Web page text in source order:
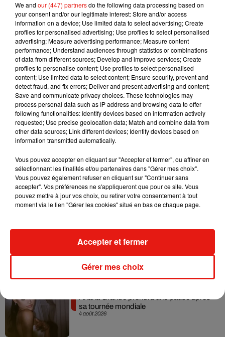
Cet élément est masqué compte-tenu du refus du
dépôt de cookies que vous avez exprimé. Si vous
souhaitez l'afficher, merci de nous donner votre accord
en cliquant sur le bouton ci-dessous.
Afficher l'élément
Musique
5 août 2026
Benny Blanco invite Selena Gomez et
Becky G sur son nouveau single
4 août 2026
Tiny Desk invite Charlie Puth pour une
live session solaire
4 août 2026
sa tournée mondiale
We and our (447) partnersdo the following data processing based on
your consent and/or our legitimate interest: Store and/or access
information on a device; Use limited data to select advertising; Create
profiles for personalised advertising; Use profiles to select personalised
advertising; Measure advertising performance; Measure content
performance; Understand audiences through statistics or combinations
of data from different sources; Develop and improve services; Create
profiles to personalise content; Use profiles to select personalised
content; Use limited data to select content; Ensure security, prevent and
detect fraud, and fix errors; Deliver and present advertising and content;
Save and communicate privacy choices. These technologies may
process personal data such as IP address and browsing data to offer
following functionalities: Identify devices based on information actively
requested; Use precise geolocation data; Match and combine data from
other data sources; Link different devices; Identify devices based on
information transmitted automatically.
Vous pouvez accepter en cliquant sur "Accepter et fermer", ou affiner en
sélectionnant les finalités et/ou partenaires dans "Gérer mes choix".
Vous pouvez également refuser en cliquant sur "Continuer sans
accepter". Vos préférences ne s'appliqueront que pour ce site. Vous
pouvez mettre à jour vos choix, ou retirer votre consentement à tout
moment via le lien "Gérer les cookies" situé en bas de chaque page.
Gérer mes choix
Accepter et fermer